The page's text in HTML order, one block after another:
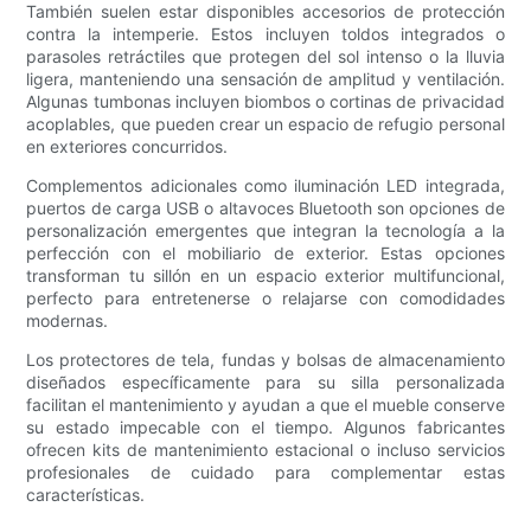
También suelen estar disponibles accesorios de protección
contra la intemperie. Estos incluyen toldos integrados o
parasoles retráctiles que protegen del sol intenso o la lluvia
ligera, manteniendo una sensación de amplitud y ventilación.
Algunas tumbonas incluyen biombos o cortinas de privacidad
acoplables, que pueden crear un espacio de refugio personal
en exteriores concurridos.
Complementos adicionales como iluminación LED integrada,
puertos de carga USB o altavoces Bluetooth son opciones de
personalización emergentes que integran la tecnología a la
perfección con el mobiliario de exterior. Estas opciones
transforman tu sillón en un espacio exterior multifuncional,
perfecto para entretenerse o relajarse con comodidades
modernas.
Los protectores de tela, fundas y bolsas de almacenamiento
diseñados específicamente para su silla personalizada
facilitan el mantenimiento y ayudan a que el mueble conserve
su estado impecable con el tiempo. Algunos fabricantes
ofrecen kits de mantenimiento estacional o incluso servicios
profesionales de cuidado para complementar estas
características.